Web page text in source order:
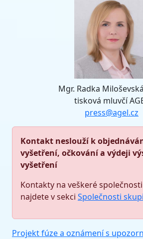
Mgr. Radka
tisková mluvčí
press@agel.cz
Kontakt neslouží k
vyšetření, očkování a výdeji
vyšetření
Kontakty na veškeré
najdete v sekci Společnosti
Projekt fúze a oznámení s